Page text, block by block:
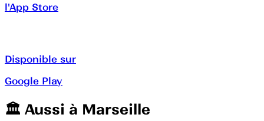
l'App Store
Disponible sur
Google Play
🏛️️ Aussi à Marseille